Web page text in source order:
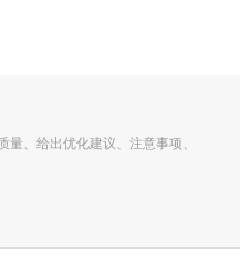
、给出优化建议、注意事项、